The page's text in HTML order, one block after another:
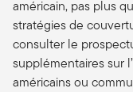
américain, pas plus
stratégies de
consulter le
supplémentaires sur
américains ou